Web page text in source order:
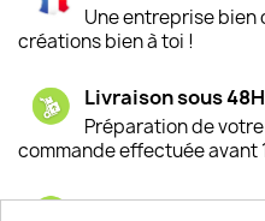
Une entreprise bien
créations bien à toi !
Livraison sous 48H
Préparation de
commande effectuée avant
Satisfaction de